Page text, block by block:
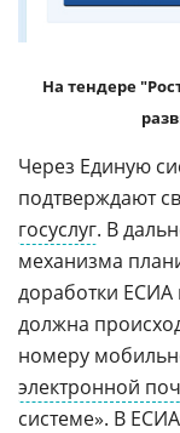
На тендере
Через Единую
подтверждают
госуслуг. В
механизма
доработки ЕСИА
должна
номеру
электронной
системе». В